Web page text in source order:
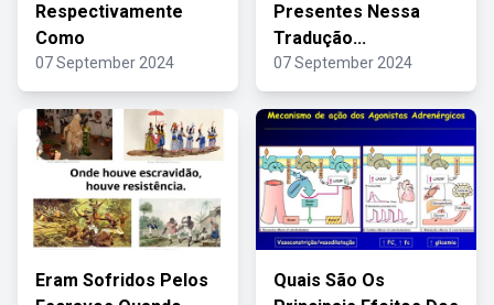
Respectivamente
Como
07 September 2024
Presentes Nessa
Tradução...
07 September 2024
Eram Sofridos Pelos
Quais São Os